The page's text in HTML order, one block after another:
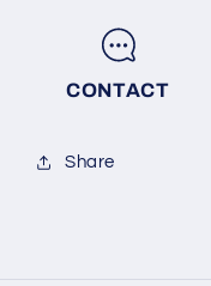
CONTACT
Share